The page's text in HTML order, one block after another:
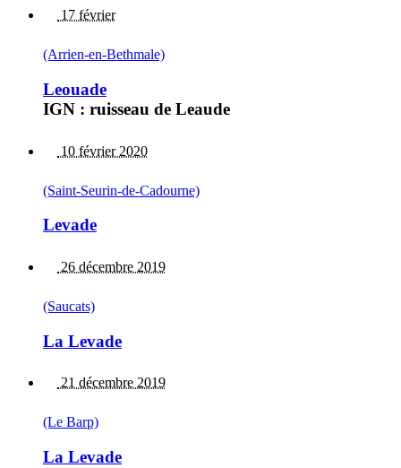
17 février
(Arrien-en-Bethmale)
Leouade
IGN : ruisseau de Leaude
10 février 2020
(Saint-Seurin-de-Cadourne)
Levade
26 décembre 2019
(Saucats)
La Levade
21 décembre 2019
(Le Barp)
La Levade